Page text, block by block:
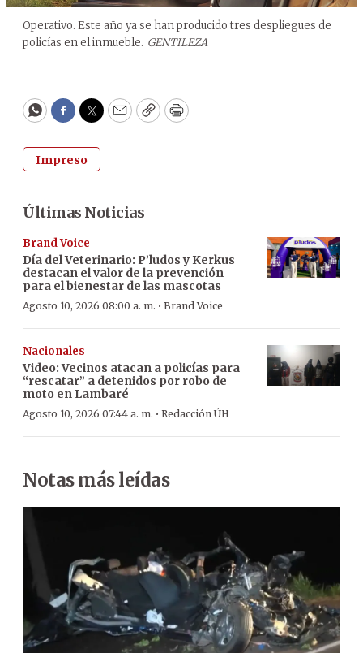
Operativo. Este año ya se han producido tres despliegues de
policías en el inmueble. GENTILEZA
WhatsApp
Facebook
Twitter
EmailCopyPrint
Impreso
Últimas Noticias
Brand Voice
Día del Veterinario: P’ludos y Kerkus
destacan el valor de la prevención
para el bienestar de las mascotas
Agosto 10, 2026 08:00 a. m. · Brand Voice
Nacionales
Video: Vecinos atacan a policías para
“rescatar” a detenidos por robo de
moto en Lambaré
Agosto 10, 2026 07:44 a. m. · Redacción ÚH
Notas más leídas